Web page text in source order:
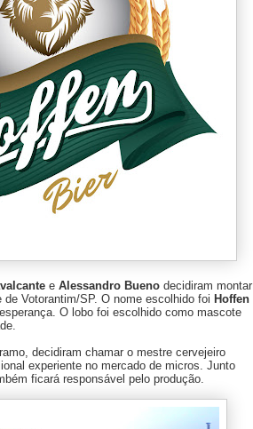
e Alessandro Bueno decidiram montar
Votorantim/SP. O nome escolhido foi Hoffen
O lobo foi escolhido como mascote
decidiram chamar o mestre cervejeiro
experiente no mercado de micros. Junto
ficará responsável pelo produção.